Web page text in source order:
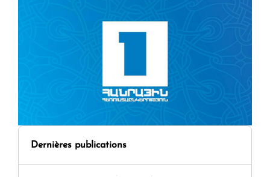
Dernières publications